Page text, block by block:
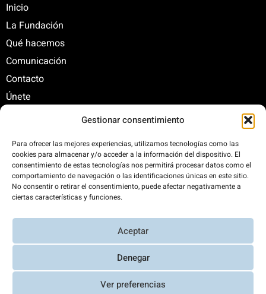
Gestionar consentimiento
Para ofrecer las mejores experiencias, utilizamos tecnologías como las
cookies para almacenar y/o acceder a la información del dispositivo. El
consentimiento de estas tecnologías nos permitirá procesar datos como el
comportamiento de navegación o las identificaciones únicas en este sitio.
No consentir o retirar el consentimiento, puede afectar negativamente a
ciertas características y funciones.
Aceptar
Denegar
Ver preferencias
Inicio
La Fundación
Qué hacemos
Comunicación
Contacto
Únete
C/ Santa Engracia, 108. 5º Interior. Izda. 28003
+34 625 47 42 11
fundacion@fundacionrenovables.org
comunicacion@fundacionrenovables.org
300%. Web 100% impulsada por energías
renovables.